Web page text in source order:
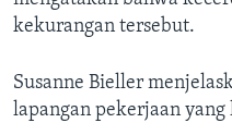
kekurangan tersebut.
Susanne Bieller
lapangan pekerjaan